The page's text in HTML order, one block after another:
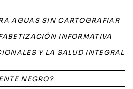
AGUAS SIN CARTOGRAFIAR
INFORMATIVA
Y LA SALUD INTEGRAL
NEGRO?